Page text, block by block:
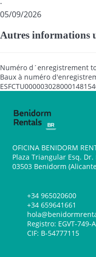
·
05/09/2026
Autres informations
Numéro d´enregistrement
Baux à numéro
OFICINA BENIDORM
Plaza Triangular Esq. Dr.
03503 Benidorm
+34 965020600
+34 659641661
Registro: EGVT-749-A
CIF: B-54777115